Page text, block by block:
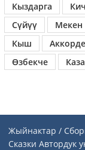
Кыздарга
Сүйүү
Мекен
Кыш
Өзбекче
Жыйнактар /
Сказки Автордук